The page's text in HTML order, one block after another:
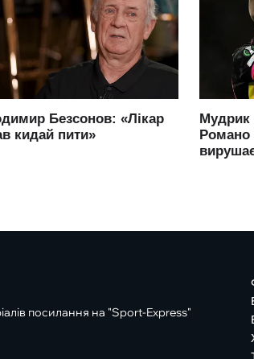
посилання на "Sport-Express"